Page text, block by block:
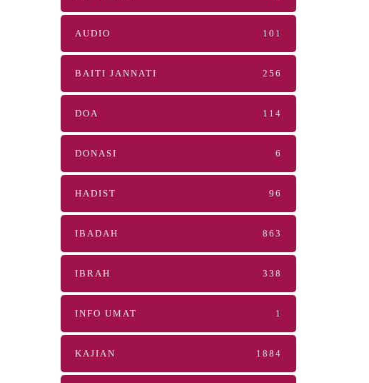
AUDIO 101
BAITI JANNATI 256
DOA 114
DONASI 6
HADIST 96
IBADAH 863
IBRAH 338
INFO UMAT 1
KAJIAN 1884